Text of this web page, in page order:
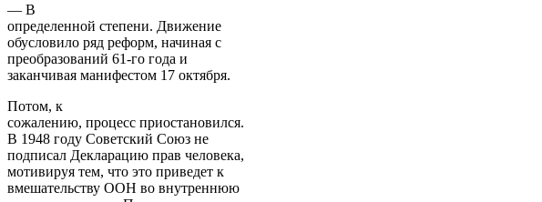
— В
определенной степени. Движение
обусловило ряд реформ, начиная с
преобразований 61-го года и
заканчивая манифестом 17 октября.
Потом, к
сожалению, процесс приостановился.
В 1948 году Советский Союз не
подписал Декларацию прав человека,
мотивируя тем, что это приведет к
вмешательству ООН во внутреннюю